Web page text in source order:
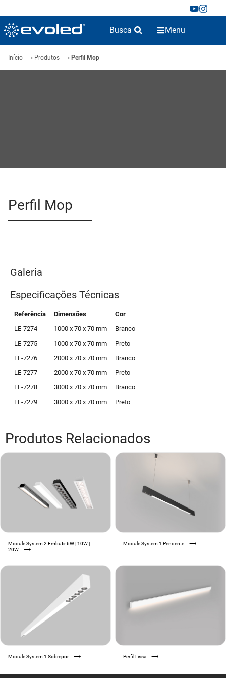
Menu
Busca
Início ⟶ Produtos ⟶ Perfil Mop
Perfil Mop
Galeria
Especificações Técnicas
Referência Dimensões
Cor
LE-7274
1000 x 70 x 70 mm
Branco
LE-7275
1000 x 70 x 70 mm
Preto
LE-7276
2000 x 70 x 70 mm
Branco
LE-7277
2000 x 70 x 70 mm
Preto
LE-7278
3000 x 70 x 70 mm
Branco
LE-7279
3000 x 70 x 70 mm Preto
Produtos Relacionados
Module System 2 Embutir 6W | 10W |
20W
⟶
Module System 1 Pendente ⟶
Module System 1 Sobrepor ⟶ Perfil Lissa ⟶